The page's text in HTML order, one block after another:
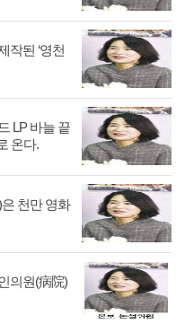
작된 ‘영천
LP 바늘 끝
온다.
천만 영화
의원(病院)